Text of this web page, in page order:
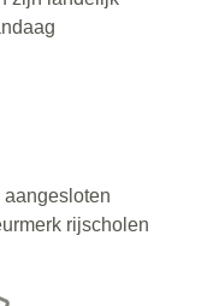
rijscholen